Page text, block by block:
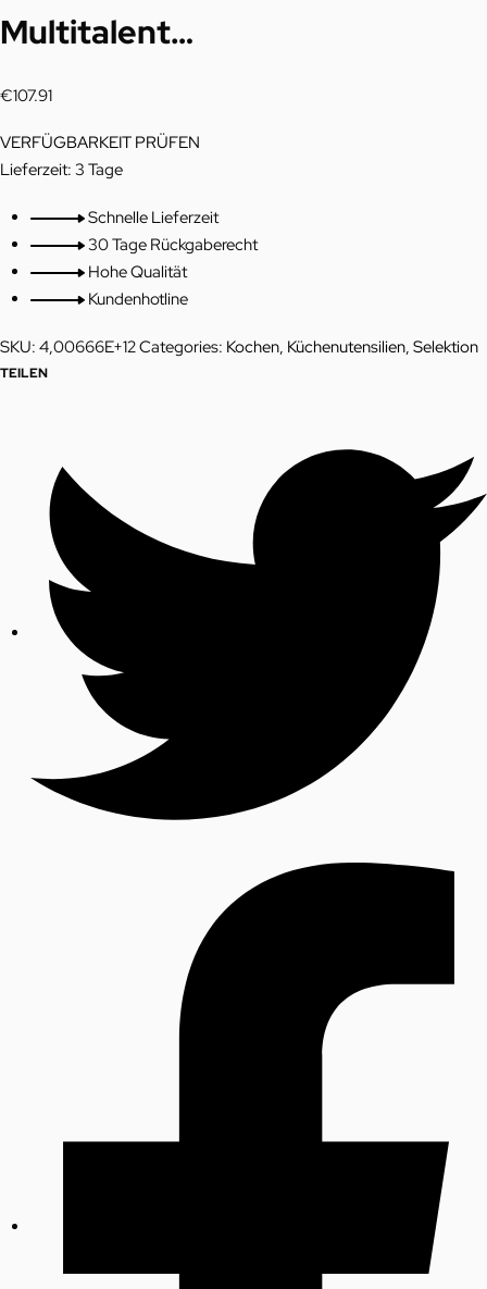
g
a
t
i
o
n
Multitalent…
€107.91
VERFÜGBARKEIT PRÜFEN
Lieferzeit: 3 Tage
Schnelle Lieferzeit
30 Tage Rückgaberecht
Hohe Qualität
Kundenhotline
SKU: 4,00666E+12Categories: Kochen, Küchenutensilien, Selektion
TEILEN